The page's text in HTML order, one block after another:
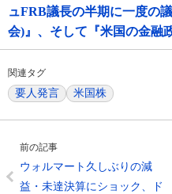
ュFRB議長の半期に一度の
会)』、そして『米国の金融
関連タグ
要人発言 米国株
前の記事
ウォルマート久しぶりの減
益・未達決算にショック、ド